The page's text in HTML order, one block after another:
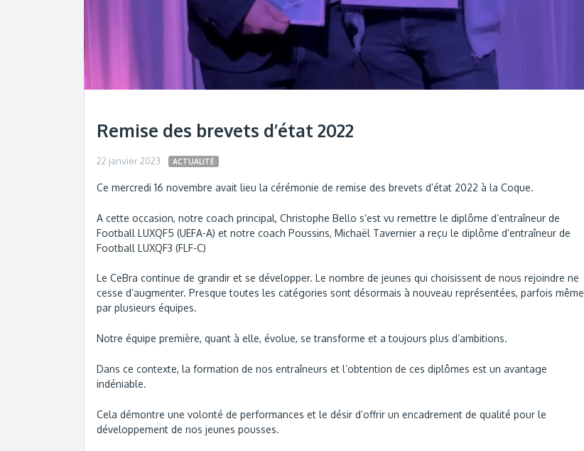
Remise des brevets d’état 2022
22 janvier 2023 ACTUALITÉ
Ce mercredi 16 novembre avait lieu la cérémonie de remise des brevets d’état 2022 à la Coque.
A cette occasion, notre coach principal, Christophe Bello s’est vu remettre le diplôme d’entraîneur de
Football LUXQF5 (UEFA-A) et notre coach Poussins, Michaël Tavernier a reçu le diplôme d’entraîneur de
Football LUXQF3 (FLF-C) ​
Le CeBra continue de grandir et se développer. Le nombre de jeunes qui choisissent de nous rejoindre ne
cesse d’augmenter. Presque toutes les catégories sont désormais à nouveau représentées, parfois même
par plusieurs équipes. ​
Notre équipe première, quant à elle, évolue, se transforme et a toujours plus d’ambitions.
Dans ce contexte, la formation de nos entraîneurs et l’obtention de ces diplômes est un avantage
indéniable.
Cela démontre une volonté de performances et le désir d’offrir un encadrement de qualité pour le
développement de nos jeunes pousses.